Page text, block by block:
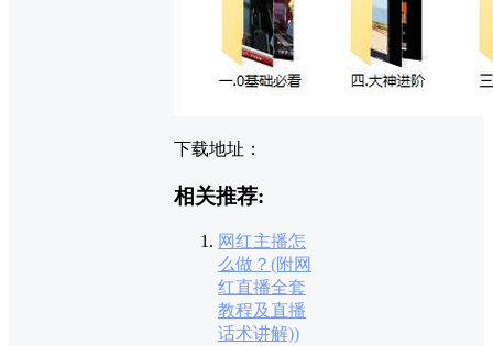
下载地址：
相关推荐:
网红主播怎
么做？(附网
红直播全套
教程及直播
话术讲解))